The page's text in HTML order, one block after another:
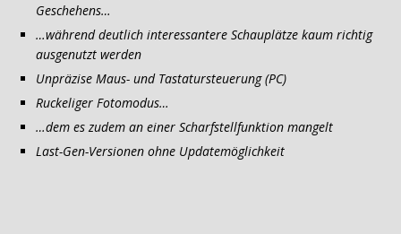
Geschehens…
…während deutlich interessantere Schauplätze kaum richtig
ausgenutzt werden
Unpräzise Maus- und Tastatursteuerung (PC)
Ruckeliger Fotomodus…
…dem es zudem an einer Scharfstellfunktion mangelt
Last-Gen-Versionen ohne Updatemöglichkeit